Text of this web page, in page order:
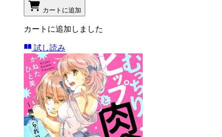
カートに追加
カートに追加しました
試し読み